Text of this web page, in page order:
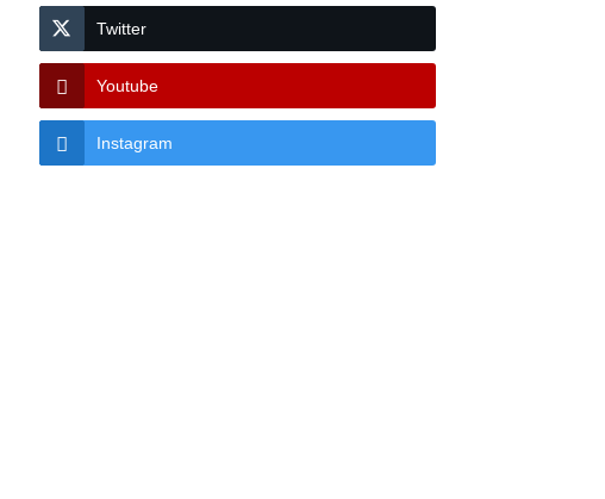
Twitter
Youtube
Instagram